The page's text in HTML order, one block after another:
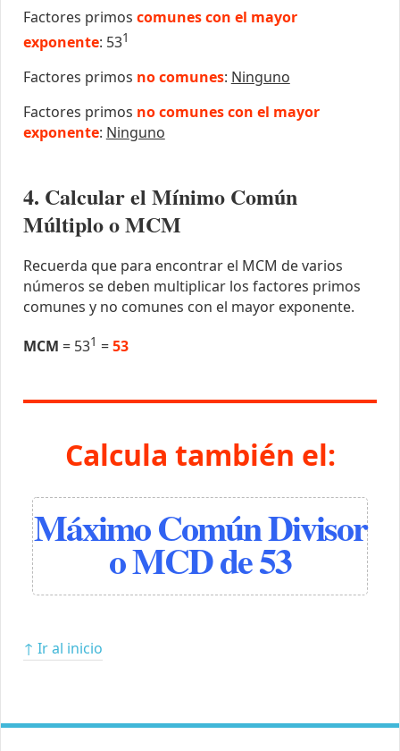
Factores primos comunes con el mayor
exponente: 531
Factores primos no comunes: Ninguno
Factores primos no comunes con el mayor
exponente: Ninguno
4. Calcular el Mínimo Común
Múltiplo o MCM
Recuerda que para encontrar el MCM de varios
números se deben multiplicar los factores primos
comunes y no comunes con el mayor exponente.
MCM = 531 =53
Calcula también el:
Máximo Común Divisor
o MCD de 53
↑ Ir al inicio